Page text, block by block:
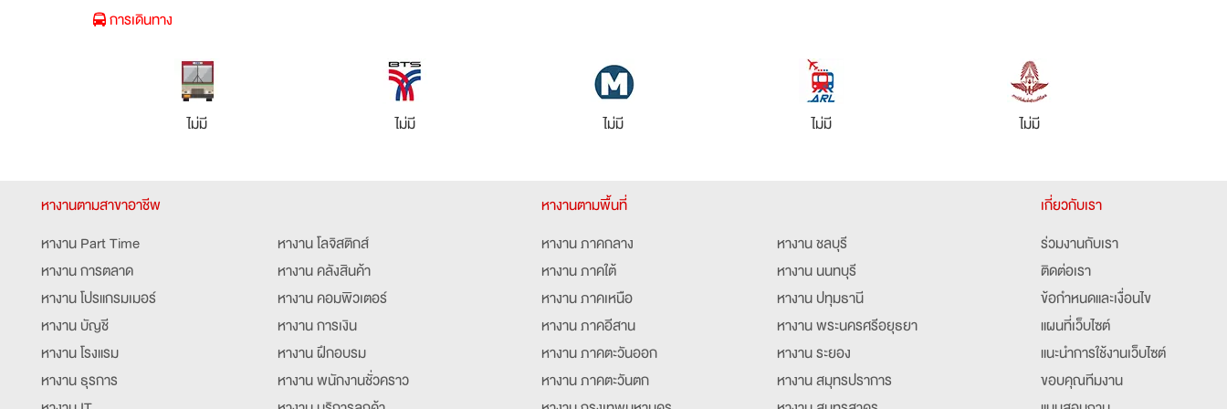
การเดินทาง
ไม่มี ไม่มี ไม่มี ไม่มี ไม่มี
หางานตามสาขาอาชีพ
หางาน Part Time
หางาน การตลาด
หางาน โปรแกรมเมอร์
หางาน บัญชี
หางาน โรงแรม
หางาน ธุรการ
หางาน โลจิสติกส์
หางาน คลังสินค้า
หางาน คอมพิวเตอร์
หางาน การเงิน
หางาน ฝึกอบรม
หางาน พนักงานชั่วคราว
หางานตามพื้นที่
หางาน ภาคกลาง
หางาน ภาคใต้
หางาน ภาคเหนือ
หางาน ภาคอีสาน
หางาน ภาคตะวันออก
หางาน ภาคตะวันตก
หางาน ชลบุรี
หางาน นนทบุรี
หางาน ปทุมธานี
หางาน พระนครศรีอยุธยา
หางาน ระยอง
หางาน สมุทรปราการ
เกี่ยวกับเรา
ร่วมงานกับเรา
ติดต่อเรา
ข้อกำหนดและเงื่อนไข
แผนที่เว็บไซต์
แนะนำการใช้งานเว็บไซต์
ขอบคุณทีมงาน